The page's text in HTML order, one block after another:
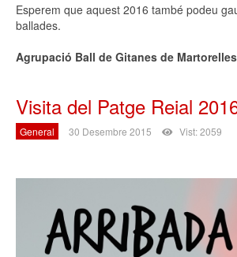
Esperem que aquest 2016 també podeu
ballades.
Agrupació Ball de Gitanes de Martorelles
Visita del Patge Reial
General 30 Desembre 2015 Vist: 2059